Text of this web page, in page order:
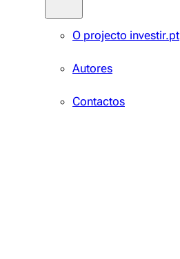
O projecto investir.pt
Autores
Contactos